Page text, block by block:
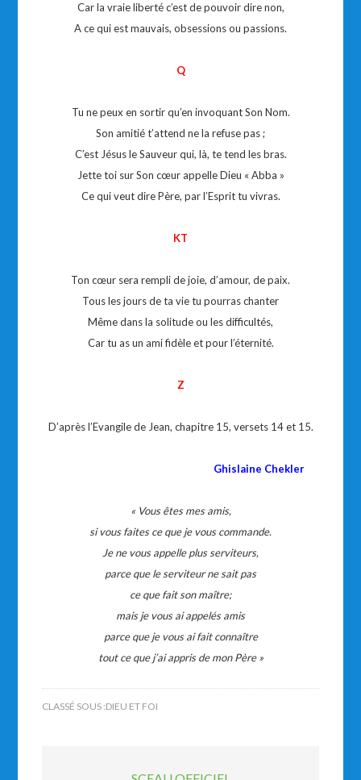
Car la vraie liberté c’est de pouvoir dire non,
A ce qui est mauvais, obsessions ou passions.
Q
Tu ne peux en sortir qu’en invoquant Son Nom.
Son amitié t’attend ne la refuse pas ;
C’est Jésus le Sauveur qui, là, te tend les bras.
Jette toi sur Son cœur appelle Dieu « Abba »
Ce qui veut dire Père, par l’Esprit tu vivras.
KT
Ton cœur sera rempli de joie, d’amour, de paix.
Tous les jours de ta vie tu pourras chanter
Même dans la solitude ou les difficultés,
Car tu as un ami fidèle et pour l’éternité.
Z
D’après l’Evangile de Jean, chapitre 15, versets 14 et 15.
Ghislaine Chekler
« Vous êtes mes amis,
si vous faites ce que je vous commande.
Je ne vous appelle plus serviteurs,
parce que le serviteur ne sait pas
ce que fait son maître;
mais je vous ai appelés amis
parce que je vous ai fait connaître
tout ce que j’ai appris de mon Père »
CLASSÉ SOUS :DIEU ET FOI